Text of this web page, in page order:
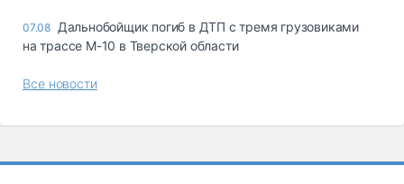
07.08 Дальнобойщик погиб в ДТП с тремя грузовиками
на трассе М-10 в Тверской области
Все новости